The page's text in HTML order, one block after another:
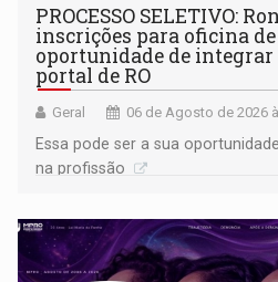
PROCESSO SELETIVO:
inscrições para oficina
oportunidade de integrar
portal de RO
Geral 06 de Agosto de 2026
Essa pode ser a sua
na profissão